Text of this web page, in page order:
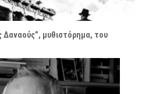
Δαναούς”, μυθιστόρημα, του